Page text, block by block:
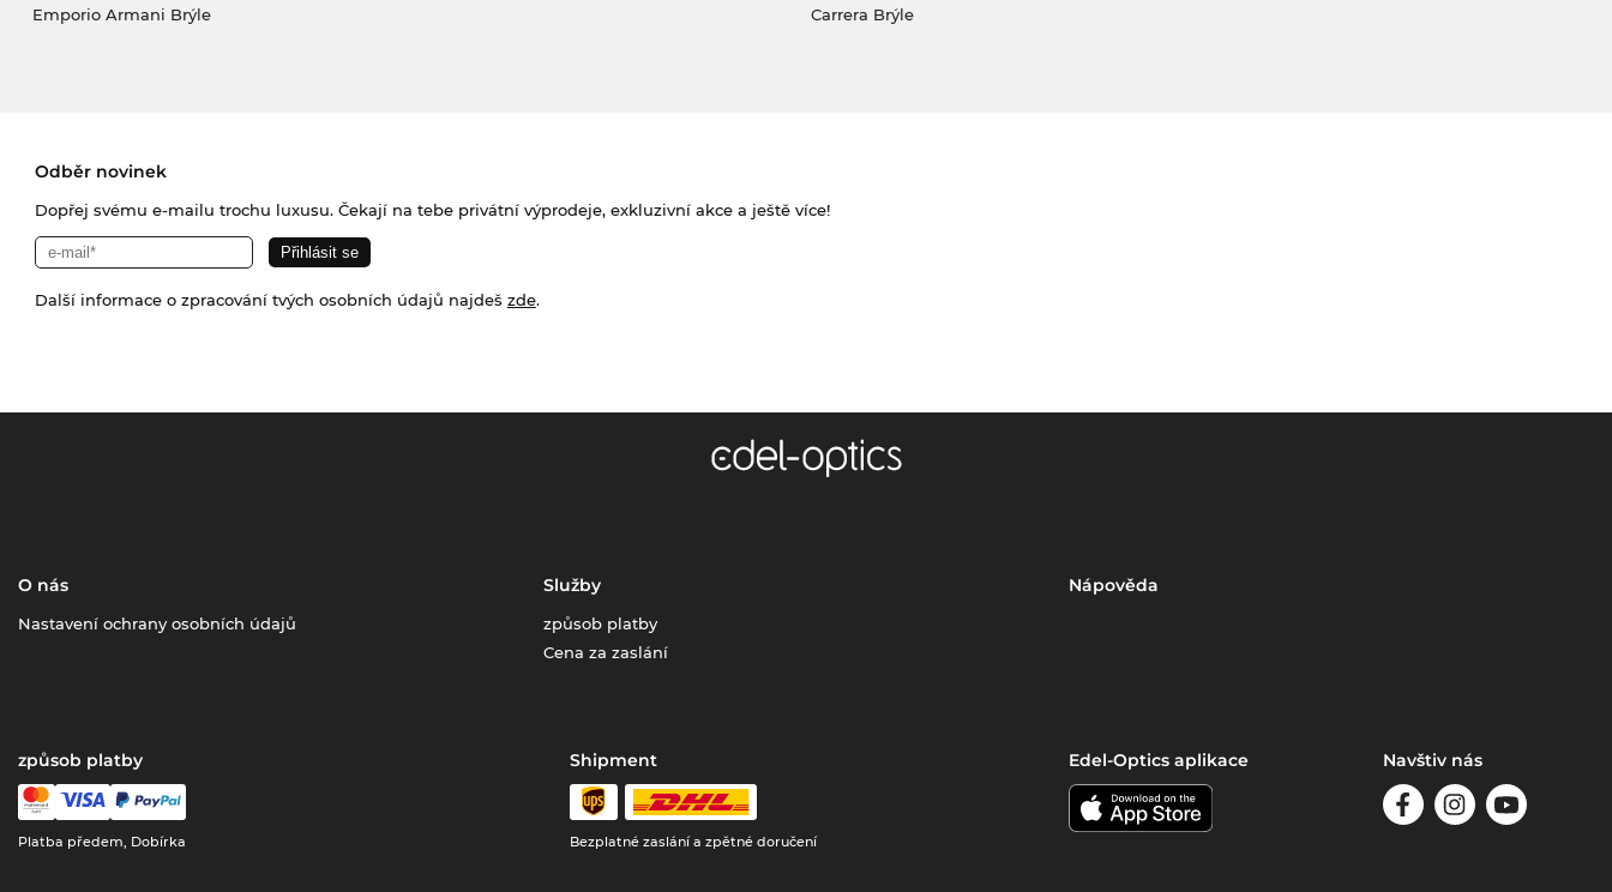
Emporio Armani Brýle
Carrera Brýle
Odběr novinek
Dopřej svému e-mailu trochu luxusu. Čekají na tebe privátní výprodeje, exkluzivní akce a ještě více!
Další informace o zpracování tvých osobních údajů najdeš zde.
O nás
Nastavení ochrany osobních údajů
Služby
způsob platby
Cena za zaslání
Nápověda
způsob platby
Platba předem, Dobírka
Shipment
Bezplatné zaslání a zpětné doručení
Edel-Optics aplikace Navštiv nás